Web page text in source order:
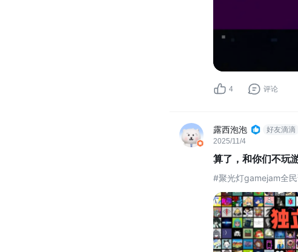
4 评论
露西泡泡 好友滴滴
2025/11/4
算了，和你们不玩
#聚光灯gamejam全